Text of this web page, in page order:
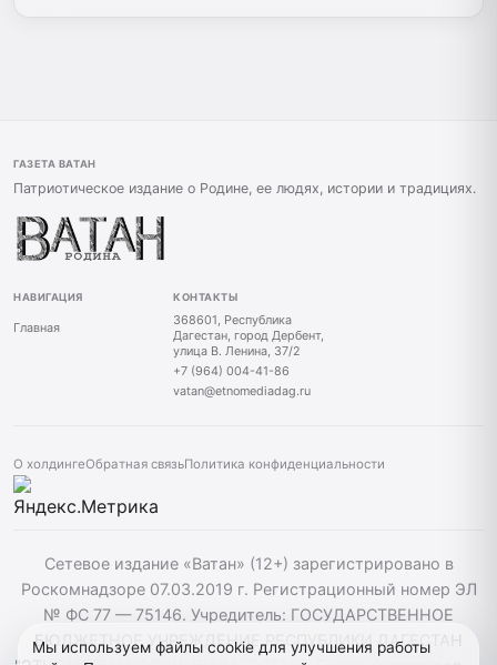
ГАЗЕТА ВАТАН
Патриотическое издание о Родине, ее людях, истории и традициях.
НАВИГАЦИЯ
Главная
КОНТАКТЫ
368601, Республика
Дагестан, город Дербент,
улица В. Ленина, 37/2
+7 (964) 004-41-86
vatan@etnomediadag.ru
О холдингеОбратная связьПолитика конфиденциальности
Сетевое издание «Ватан» (12+) зарегистрировано в
Роскомнадзоре 07.03.2019 г. Регистрационный номер ЭЛ
№ ФС 77 — 75146. Учредитель: ГОСУДАРСТВЕННОЕ
БЮДЖЕТНОЕ УЧРЕЖДЕНИЕ РЕСПУБЛИКИ ДАГЕСТАН
Мы используем файлы cookie для улучшения работы